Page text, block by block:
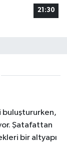
21:30
buluştururken,
Şatafattan
bir altyapı